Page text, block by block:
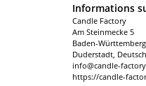
Informations
Candle Factory
Am Steinmecke 5
Baden-Württemberg
Duderstadt,
info@candle-
https://candle-